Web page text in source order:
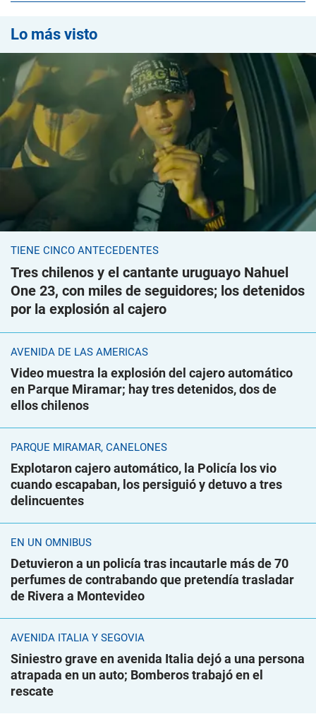
Lo más visto
TIENE CINCO ANTECEDENTES
Tres chilenos y el cantante uruguayo Nahuel
One 23, con miles de seguidores; los detenidos
por la explosión al cajero
AVENIDA DE LAS AMÉRICAS
Video muestra la explosión del cajero automático
en Parque Miramar; hay tres detenidos, dos de
ellos chilenos
PARQUE MIRAMAR, CANELONES
Explotaron cajero automático, la Policía los vio
cuando escapaban, los persiguió y detuvo a tres
delincuentes
EN UN ÓMNIBUS
Detuvieron a un policía tras incautarle más de 70
perfumes de contrabando que pretendía trasladar
de Rivera a Montevideo
AVENIDA ITALIA Y SEGOVIA
Siniestro grave en avenida Italia dejó a una persona
atrapada en un auto; Bomberos trabajó en el
rescate